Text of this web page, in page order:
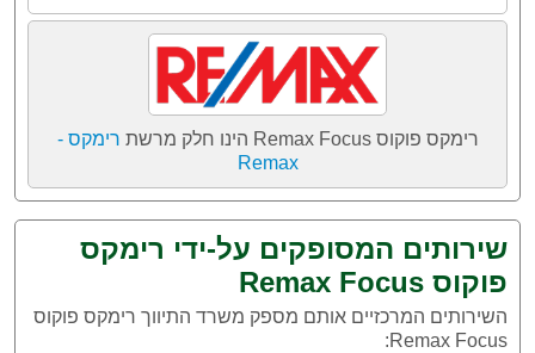
רימקס פוקוס Remax Focus הינו חלק מרשת
רימקס -
Remax
שירותים המסופקים על-ידי רימקס
פוקוס Remax Focus
השירותים המרכזיים אותם מספק משרד התיווך רימקס פוקוס
Remax Focus: